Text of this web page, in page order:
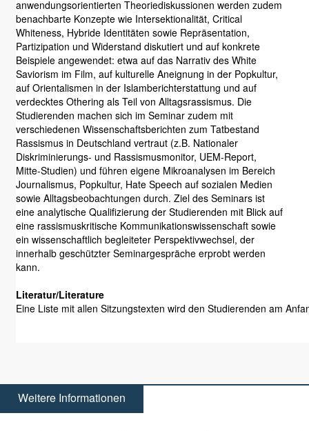
anwendungsorientierten Theoriediskussionen werden zudem
benachbarte Konzepte wie Intersektionalität, Critical
Whiteness, Hybride Identitäten sowie Repräsentation,
Partizipation und Widerstand diskutiert und auf konkrete
Beispiele angewendet: etwa auf das Narrativ des White
Saviorism im Film, auf kulturelle Aneignung in der Popkultur,
auf Orientalismen in der Islamberichterstattung und auf
verdecktes Othering als Teil von Alltagsrassismus. Die
Studierenden machen sich im Seminar zudem mit
verschiedenen Wissenschaftsberichten zum Tatbestand
Rassismus in Deutschland vertraut (z.B. Nationaler
Diskriminierungs- und Rassismusmonitor, UEM-Report,
Mitte-Studien) und führen eigene Mikroanalysen im Bereich
Journalismus, Popkultur, Hate Speech auf sozialen Medien
sowie Alltagsbeobachtungen durch. Ziel des Seminars ist
eine analytische Qualifizierung der Studierenden mit Blick auf
eine rassismuskritische Kommunikationswissenschaft sowie
ein wissenschaftlich begleiteter Perspektivwechsel, der
innerhalb geschützter Seminargespräche erprobt werden
kann.
Literatur/Literature
Eine Liste mit allen Sitzungstexten wird den Studierenden am
Weitere Informationen